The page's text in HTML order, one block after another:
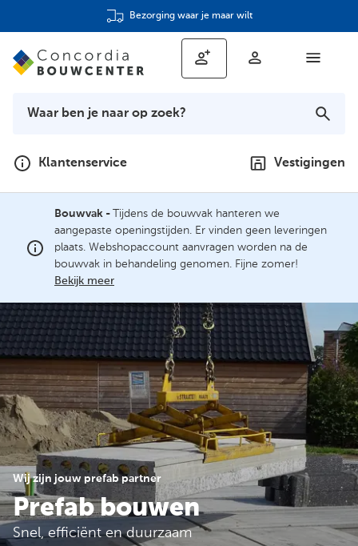
Deskundig advies
Klantenservice Vestigingen
Bouwvak -
Tijdens de bouwvak hanteren we
aangepaste openingstijden. Er vinden geen leveringen
plaats. Webshopaccount aanvragen worden na de
bouwvak in behandeling genomen. Fijne zomer!
Bekijk meer
Wij zijn jouw prefab partner
Prefab bouwen
Snel, efficiënt en duurzaam